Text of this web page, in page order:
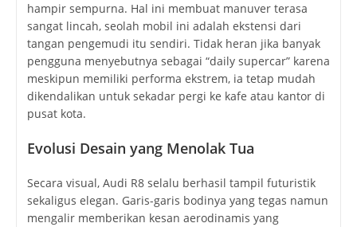
hampir sempurna. Hal ini membuat manuver terasa
sangat lincah, seolah mobil ini adalah ekstensi dari
tangan pengemudi itu sendiri. Tidak heran jika banyak
pengguna menyebutnya sebagai “daily supercar” karena
meskipun memiliki performa ekstrem, ia tetap mudah
dikendalikan untuk sekadar pergi ke kafe atau kantor di
pusat kota.
Evolusi Desain yang Menolak Tua
Secara visual, Audi R8 selalu berhasil tampil futuristik
sekaligus elegan. Garis-garis bodinya yang tegas namun
mengalir memberikan kesan aerodinamis yang